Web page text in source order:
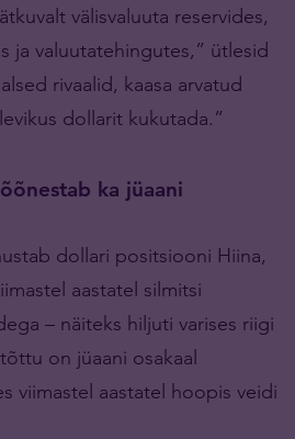
välisvaluuta reservides,
ja valuutatehingutes,” ütlesid
rivaalid, kaasa arvatud
dollarit kukutada.”
ka jüaani
dollari positsiooni Hiina,
aastatel silmitsi
– näiteks hiljuti varises riigi
on jüaani osakaal
viimastel aastatel hoopis veidi